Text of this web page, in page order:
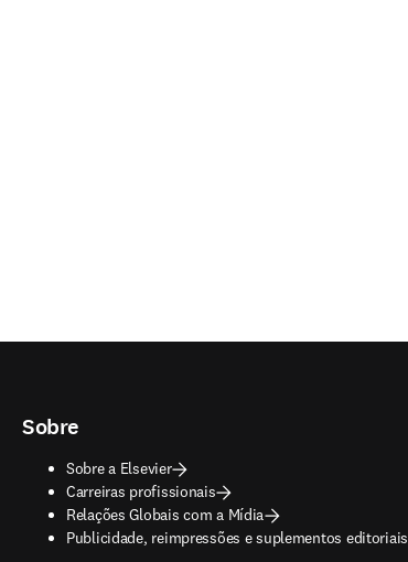
Sobre
Sobre a Elsevier
Carreiras profissionais
Relações Globais com a Mídia
Publicidade, reimpressões e suplementos editoriais
opens in new tab/window